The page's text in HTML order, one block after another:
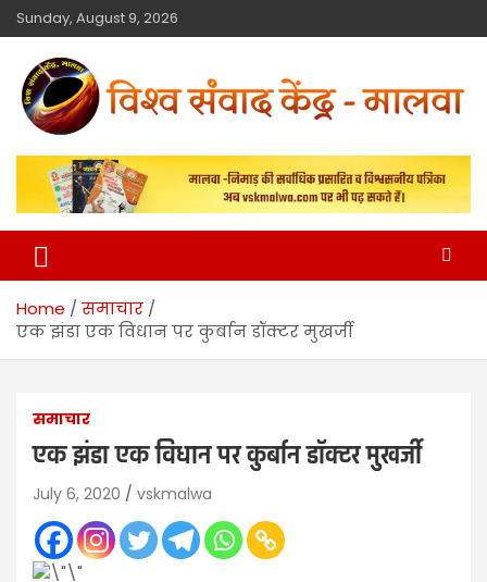
Sunday, August 9, 2026
विश्व संवाद केंद्र
मालवा
Home
समाचार
एक झंडा एक विधान पर कुर्बान डॉक्टर मुखर्जी
समाचार
एक झंडा एक विधान पर कुर्बान डॉक्टर मुखर्जी
July 6, 2020 vskmalwa